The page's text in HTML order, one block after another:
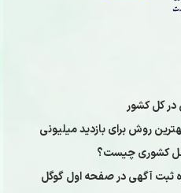
در کل کشور
روش برای بازدید میلیونی
کشوری چیست؟
ثبت آگهی در صفحه اول گوگل